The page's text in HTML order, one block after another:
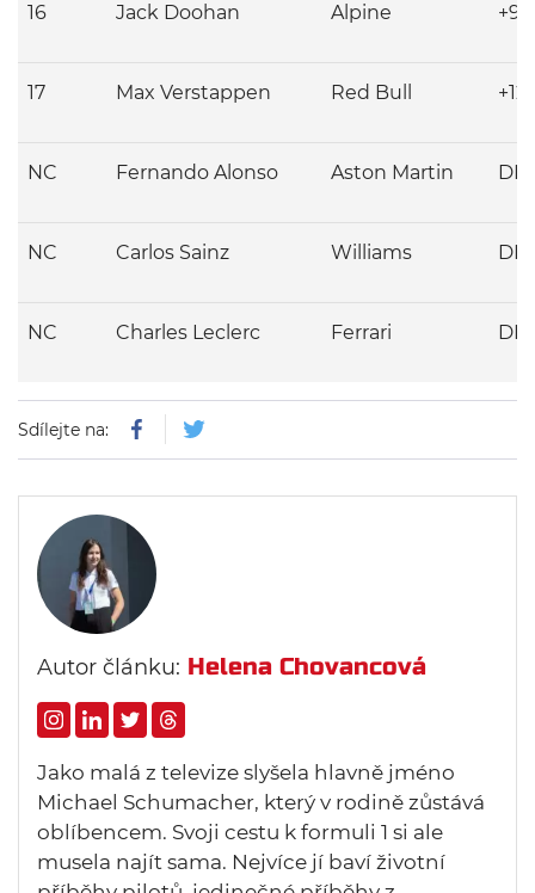
16 Jack Doohan Alpine
17 Max Verstappen Red Bull
NC Fernando Alonso Aston Martin
NC Carlos Sainz Williams
NC Charles Leclerc Ferrari
Sdílejte na:
Autor článku: Helena Chovancová
Jako malá z televize slyšela hlavně jméno
Michael Schumacher, který v rodině zůstává
oblíbencem. Svoji cestu k formuli 1 si ale
musela najít sama. Nejvíce jí baví životní